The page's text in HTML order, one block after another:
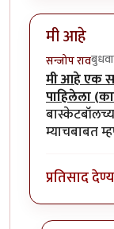
मी आहे
सन्जोप राव
मी आहे एक
पाहिलेला
म्याचबाबत
प्रतिसाद